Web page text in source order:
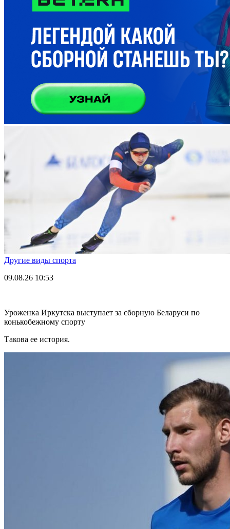
Другие виды спорта
09.08.26 10:53
Уроженка Иркутска выступает за сборную Беларуси по
конькобежному спорту
Такова ее история.